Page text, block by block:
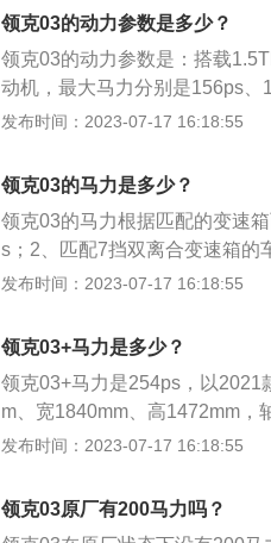
是多连杆式独立悬架，其搭载
率是187kw，最大扭矩是
领克03的动力参数是多少？
领克03的动力参数是：搭载
动机，最大马力分别是156ps
w、140kw，最大扭矩分别是
悬挂类型是麦弗逊式独立悬挂
发布时间：2023-07-17 16:18:55
领克03的马力是多少？
领克03的马力根据匹配的变速
s；2、匹配7挡双离合变速箱的
车型马力是190ps。领克03属
身结构为4门5座三厢车，整备质
发布时间：2023-07-17 16:18:55
领克03+马力是多少？
领克03+马力是254ps，以2021
m、宽1840mm、高1472mm，
款领克03+1.5t搭载了1.5t涡轮
50到4000rpm。
发布时间：2023-07-17 16:18:55
领克03原厂有200马力吗？